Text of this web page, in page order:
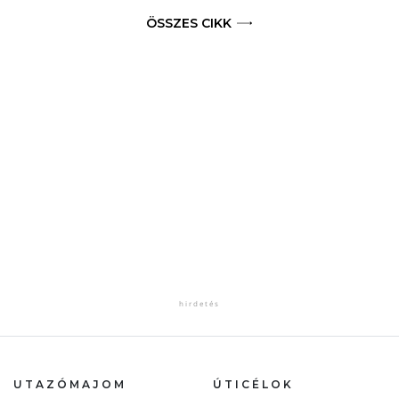
ÖSSZES CIKK
UTAZÓMAJOM ÚTICÉLOK